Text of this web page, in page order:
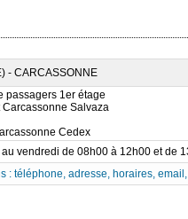
- CARCASSONNE
passagers 1er étage
Carcassonne Salvaza
Cedex
au vendredi de 08h00 à 12h00 et de
: téléphone, adresse, horaires,